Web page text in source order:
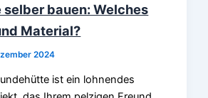
bauen: Welches
Material?
2024
ist ein lohnendes